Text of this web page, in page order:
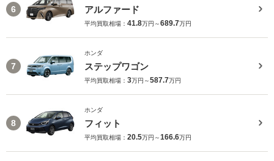
6 アルファード
平均買取相場： 41.8万円～689.7万円
7
ホンダ
ステップワゴン
平均買取相場： 3万円～587.7万円
8
ホンダ
フィット
平均買取相場： 20.5万円～166.6万円